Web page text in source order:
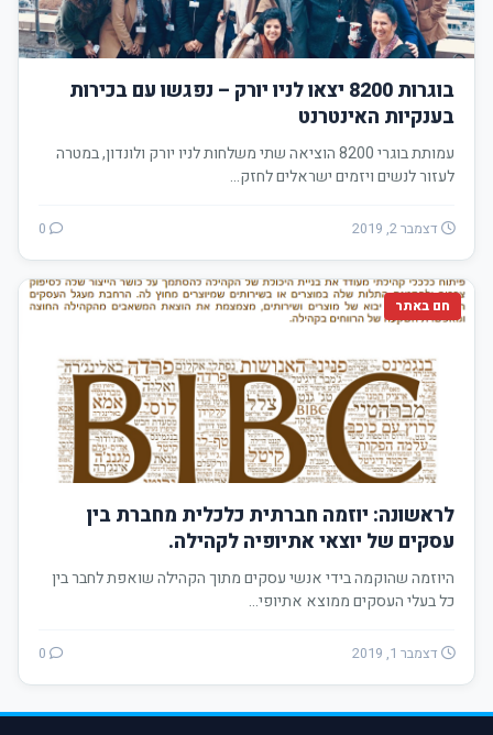
בוגרות 8200 יצאו לניו יורק – נפגשו עם בכירות
בענקיות האינטרנט
עמותת בוגרי 8200 הוציאה שתי משלחות לניו יורק ולונדון, במטרה
לעזור לנשים ויזמים ישראלים לחזק…
דצמבר 2, 2019
חם באתר
לראשונה: יוזמה חברתית כלכלית מחברת בין
עסקים של יוצאי אתיופיה לקהילה.
היוזמה שהוקמה בידי אנשי עסקים מתוך הקהילה שואפת לחבר בין
כל בעלי העסקים ממוצא אתיופי…
דצמבר 1, 2019